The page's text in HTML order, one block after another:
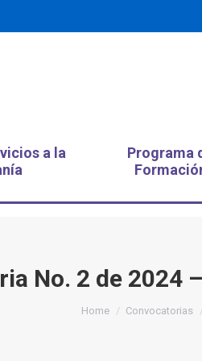
a la
Programa
No. 2 de 2024
You are here:
Home Convocatorias